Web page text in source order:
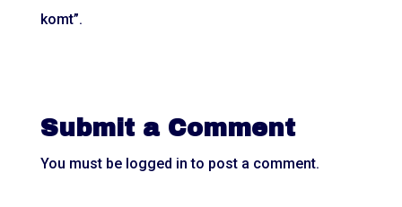
komt”.
Submit a Comment
You must be logged in to post a comment.